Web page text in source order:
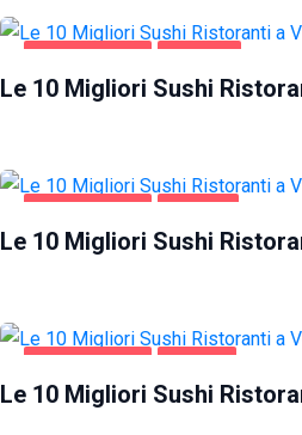
GASTRONOMIA VITTORIA
Le 10 Migliori Sushi
GASTRONOMIA VICENZA
Le 10 Migliori Sushi
GASTRONOMIA VERONA
Le 10 Migliori Sushi